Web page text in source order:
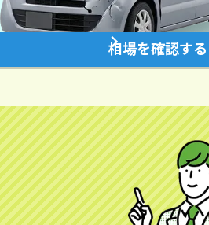
相場を確認する